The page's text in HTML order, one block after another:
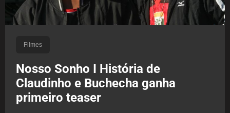
Filmes
Nosso Sonho I História de
Claudinho e Buchecha ganha
primeiro teaser